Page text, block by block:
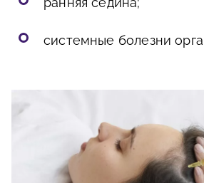
системные болезни